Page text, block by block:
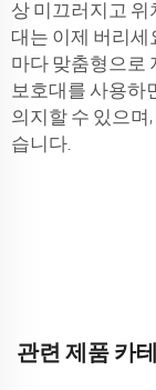
상 미끄러지고 위
대는 이제 버리세
마다 맞춤형으로
보호대를 사용하
의지할 수 있으며
습니다.
관련 제품 카